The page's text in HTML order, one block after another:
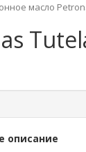
масло
описание